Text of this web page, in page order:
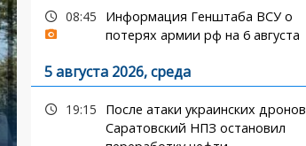
08:45
Информация Генштаба ВСУ о
потерях армии рф на 6 августа
5 августа 2026, среда
19:15
После атаки украинских дронов
Саратовский НПЗ остановил